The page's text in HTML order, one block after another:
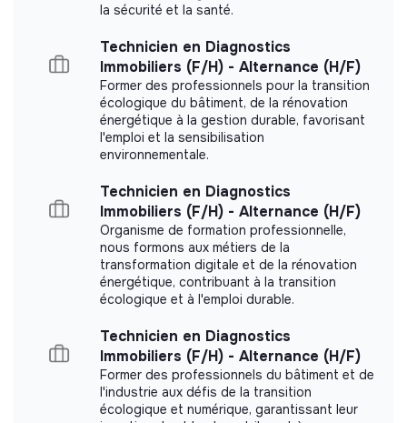
la sécurité et la santé.
Technicien en Diagnostics
Immobiliers (F/H) - Alternance (H/F)
Former des professionnels pour la transition
écologique du bâtiment, de la rénovation
énergétique à la gestion durable, favorisant
l'emploi et la sensibilisation
environnementale.
Technicien en Diagnostics
Immobiliers (F/H) - Alternance (H/F)
Organisme de formation professionnelle,
nous formons aux métiers de la
transformation digitale et de la rénovation
énergétique, contribuant à la transition
écologique et à l'emploi durable.
Technicien en Diagnostics
Immobiliers (F/H) - Alternance (H/F)
Former des professionnels du bâtiment et de
l'industrie aux défis de la transition
écologique et numérique, garantissant leur